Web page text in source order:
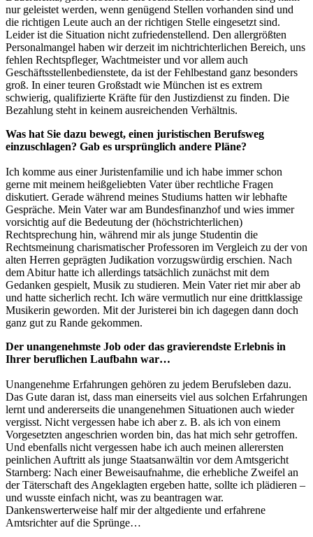
nur geleistet werden, wenn genügend Stellen vorhanden sind und
die richtigen Leute auch an der richtigen Stelle eingesetzt sind.
Leider ist die Situation nicht zufriedenstellend. Den allergrößten
Personalmangel haben wir derzeit im nichtrichterlichen Bereich, uns
fehlen Rechtspfleger, Wachtmeister und vor allem auch
Geschäftsstellenbedienstete, da ist der Fehlbestand ganz besonders
groß. In einer teuren Großstadt wie München ist es extrem
schwierig, qualifizierte Kräfte für den Justizdienst zu finden. Die
Bezahlung steht in keinem ausreichenden Verhältnis.
Was hat Sie dazu bewegt, einen juristischen Berufsweg
einzuschlagen? Gab es ursprünglich andere Pläne?
Ich komme aus einer Juristenfamilie und ich habe immer schon
gerne mit meinem heißgeliebten Vater über rechtliche Fragen
diskutiert. Gerade während meines Studiums hatten wir lebhafte
Gespräche. Mein Vater war am Bundesfinanzhof und wies immer
vorsichtig auf die Bedeutung der (höchstrichterlichen)
Rechtsprechung hin, während mir als junge Studentin die
Rechtsmeinung charismatischer Professoren im Vergleich zu der von
alten Herren geprägten Judikation vorzugswürdig erschien. Nach
dem Abitur hatte ich allerdings tatsächlich zunächst mit dem
Gedanken gespielt, Musik zu studieren. Mein Vater riet mir aber ab
und hatte sicherlich recht. Ich wäre vermutlich nur eine drittklassige
Musikerin geworden. Mit der Juristerei bin ich dagegen dann doch
ganz gut zu Rande gekommen.
Der unangenehmste Job oder das gravierendste Erlebnis in
Ihrer beruflichen Laufbahn war…
Unangenehme Erfahrungen gehören zu jedem Berufsleben dazu.
Das Gute daran ist, dass man einerseits viel aus solchen Erfahrungen
lernt und andererseits die unangenehmen Situationen auch wieder
vergisst. Nicht vergessen habe ich aber z. B. als ich von einem
Vorgesetzten angeschrien worden bin, das hat mich sehr getroffen.
Und ebenfalls nicht vergessen habe ich auch meinen allerersten
peinlichen Auftritt als junge Staatsanwältin vor dem Amtsgericht
Starnberg: Nach einer Beweisaufnahme, die erhebliche Zweifel an
der Täterschaft des Angeklagten ergeben hatte, sollte ich plädieren –
und wusste einfach nicht, was zu beantragen war.
Dankenswerterweise half mir der altgediente und erfahrene
Amtsrichter auf die Sprünge…